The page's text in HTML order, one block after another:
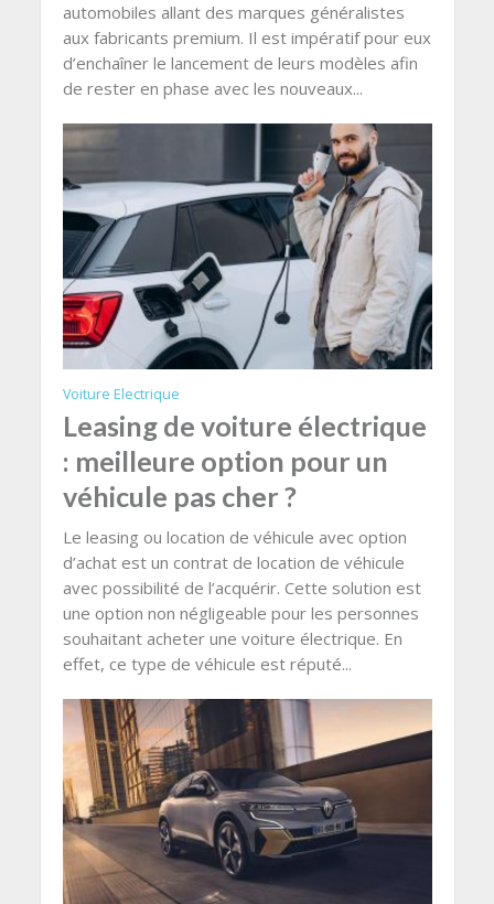
automobiles allant des marques généralistes
aux fabricants premium. Il est impératif pour eux
d’enchaîner le lancement de leurs modèles afin
de rester en phase avec les nouveaux...
Voiture Electrique
Leasing de voiture électrique
: meilleure option pour un
véhicule pas cher ?
Le leasing ou location de véhicule avec option
d’achat est un contrat de location de véhicule
avec possibilité de l’acquérir. Cette solution est
une option non négligeable pour les personnes
souhaitant acheter une voiture électrique. En
effet, ce type de véhicule est réputé...